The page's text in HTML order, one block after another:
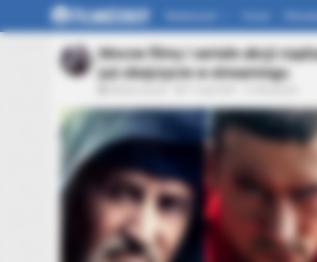
Mocne filmy i seriale akcji
już obejrzycie w streamingu
BRAINBERRIES
Have You Seen Her GRWM? She Inspires
It's